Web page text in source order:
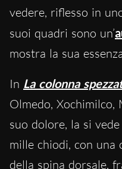
vedere, riflesso in
suoi quadri sono un’
mostra la sua
In La colonna
Olmedo, Xochimilco,
suo dolore, la si
mille chiodi, con una
della spina dorsale,